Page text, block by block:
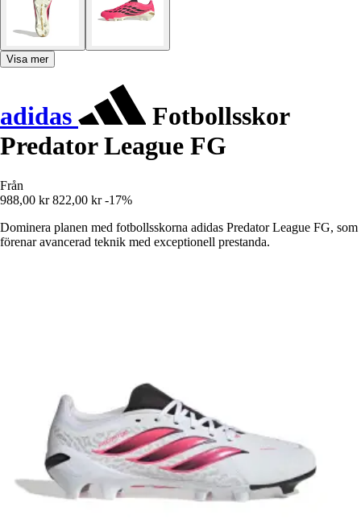
Visa mer
adidas
Fotbollsskor
Predator League FG
Från
988,00 kr 822,00 kr -17%
Dominera planen med fotbollsskorna adidas Predator League FG, som
förenar avancerad teknik med exceptionell prestanda.